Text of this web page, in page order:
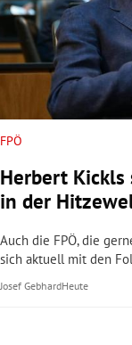
Untermenü
Untermenü
Untermenü
FPÖ
Herbert Kickls
in der
Auch die FPÖ, die
sich aktuell mit den
Josef GebhardHeute